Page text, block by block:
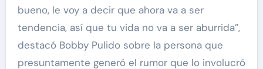
bueno, le voy a decir que ahora va a ser
tendencia, así que tu vida no va a ser aburrida”,
destacó Bobby Pulido sobre la persona que
presuntamente generó el rumor que lo involucró